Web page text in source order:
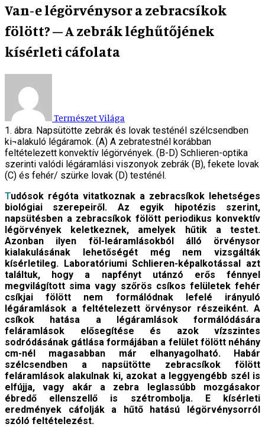
Van-e légörvénysor a zebracsíkok
fölött? – A zebrák léghűtőjének
kísérleti cáfolata
Természet Világa
1. ábra. Napsütötte zebrák és lovak testénél szélcsendben
ki¬alakuló légáramok. (A) A zebratestnél korábban
feltételezett konvektív légörvények. (B-D) Schlieren-optika
szerinti valódi légáramlási viszonyok zebrák (B), fekete lovak
(C) és fehér/ szürke lovak (D) testénél.
Tudósok régóta vitatkoznak a zebracsíkok lehetséges
biológiai szerepeiről. Az egyik hipotézis szerint,
napsütésben a zebracsíkok fölött periodikus konvektív
légörvények keletkeznek, amelyek hűtik a testet.
Azonban ilyen föl-leáramlásokból álló örvénysor
kialakulásának lehetőségét még nem vizsgálták
kísérletileg. Laboratóriumi Schlieren-képalkotással azt
találtuk, hogy a napfényt utánzó erős fénnyel
megvilágított sima vagy szőrös csíkos felületek fehér
csíkjai fölött nem formálódnak lefelé irányuló
légáramlások a feltételezett örvénysor részeiként. A
csíkok hatása a légáramlások formálódására
feláramlások elősegítése és azok vízszintes
sodródásának gátlása formájában a felület fölött néhány
cm-nél magasabban már elhanyagolható. Habár
szélcsendben a napsütötte zebracsíkok fölött
feláramlások alakulnak ki, azokat a leggyengébb szél is
elfújja, vagy akár a zebra leglassúbb mozgásakor
ébredő ellenszellő is szétrombolja. E kísérleti
eredmények cáfolják a hűtő hatású légörvénysorról
szóló feltételezést.